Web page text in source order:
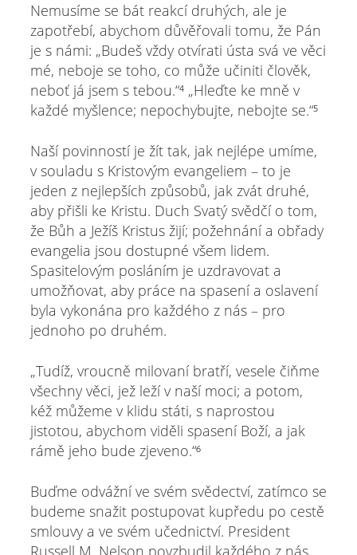
Nemusíme se bát reakcí druhých, ale je
zapotřebí, abychom důvěřovali tomu, že Pán
je s námi: „Budeš vždy otvírati ústa svá ve věci
mé, neboje se toho, co může učiniti člověk,
neboť já jsem s tebou.“⁴ „Hleďte ke mně v
každé myšlence; nepochybujte, nebojte se.“⁵
Naší povinností je žít tak, jak nejlépe umíme,
v souladu s Kristovým evangeliem – to je
jeden z nejlepších způsobů, jak zvát druhé,
aby přišli ke Kristu. Duch Svatý svědčí o tom,
že Bůh a Ježíš Kristus žijí; požehnání a obřady
evangelia jsou dostupné všem lidem.
Spasitelovým posláním je uzdravovat a
umožňovat, aby práce na spasení a oslavení
byla vykonána pro každého z nás – pro
jednoho po druhém.
„Tudíž, vroucně milovaní bratří, vesele čiňme
všechny věci, jež leží v naší moci; a potom,
kéž můžeme v klidu státi, s naprostou
jistotou, abychom viděli spasení Boží, a jak
rámě jeho bude zjeveno.“⁶
Buďme odvážní ve svém svědectví, zatímco se
budeme snažit postupovat kupředu po cestě
smlouvy a ve svém učednictví. President